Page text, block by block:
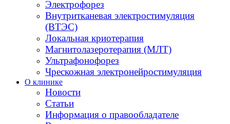
Электрофорез
Внутритканевая электростимуляция
(ВТЭС)
Локальная криотерапия
Магнитолазеротерапия (МЛТ)
Ультрафонофорез
Чрескожная электронейростимуляция
О клинике
Новости
Статьи
Информация о правообладателе